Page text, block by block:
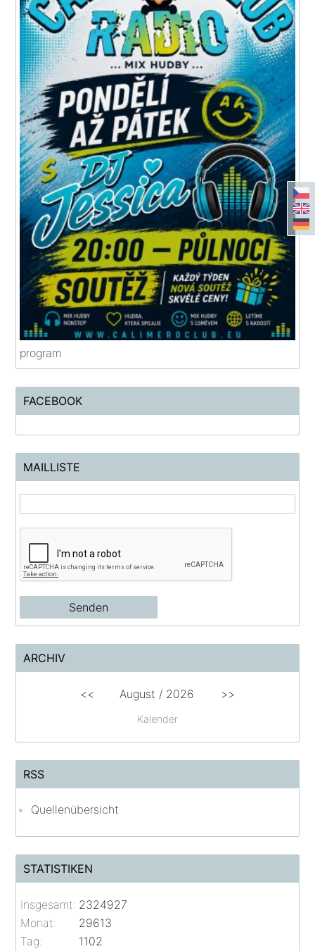
program
FACEBOOK
MAILLISTE
ARCHIV
Kalender
<< August / 2026 >>
RSS
Quellenübersicht
STATISTIKEN
Insgesamt: 2324927
Monat:
29613
Tag:
1102